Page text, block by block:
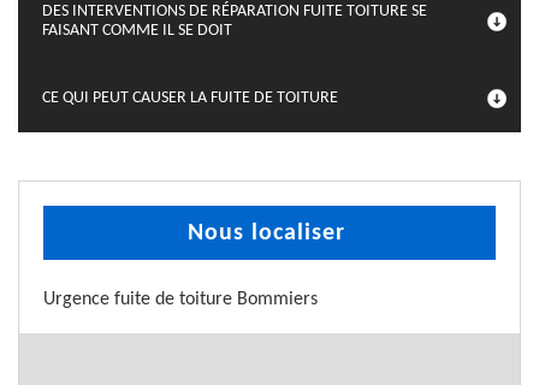
DES INTERVENTIONS DE RÉPARATION FUITE TOITURE SE
FAISANT COMME IL SE DOIT
CE QUI PEUT CAUSER LA FUITE DE TOITURE
Nous localiser
Urgence fuite de toiture Bommiers